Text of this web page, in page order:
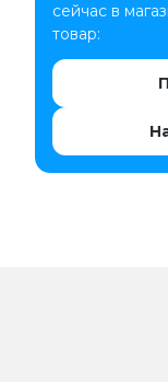
сейчас в
товар: